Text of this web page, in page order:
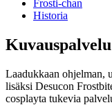
Frosti-chan
Historia
Laadukkaan ohjelman,
lisäksi Desucon
cosplayta tukevia